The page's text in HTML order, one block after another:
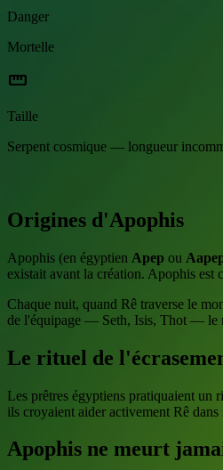
Danger
Mortelle
straighten
Taille
Serpent cosmique — longueur
Origines d'Apophis
Apophis (en égyptien Apep ou
existait avant la création. Apophis est
Chaque nuit, quand Rê traverse le
de l'équipage — Seth, Isis, Thot — le
Le rituel de
Les prêtres égyptiens pratiquaient un
ils croyaient aider activement Rê
Apophis ne meurt